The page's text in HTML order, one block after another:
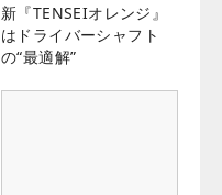
新『TENSEIオレンジ』
はドライバーシャフト
の“最適解”